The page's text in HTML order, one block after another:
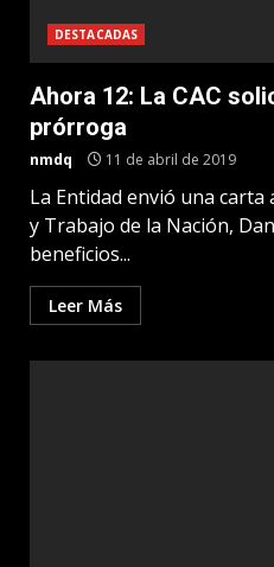
DESTACADAS
Ahora 12: La CAC
prórroga
nmdq 11 de abril de 2019
La Entidad envió una
y Trabajo de la Nación,
beneficios...
Leer Más